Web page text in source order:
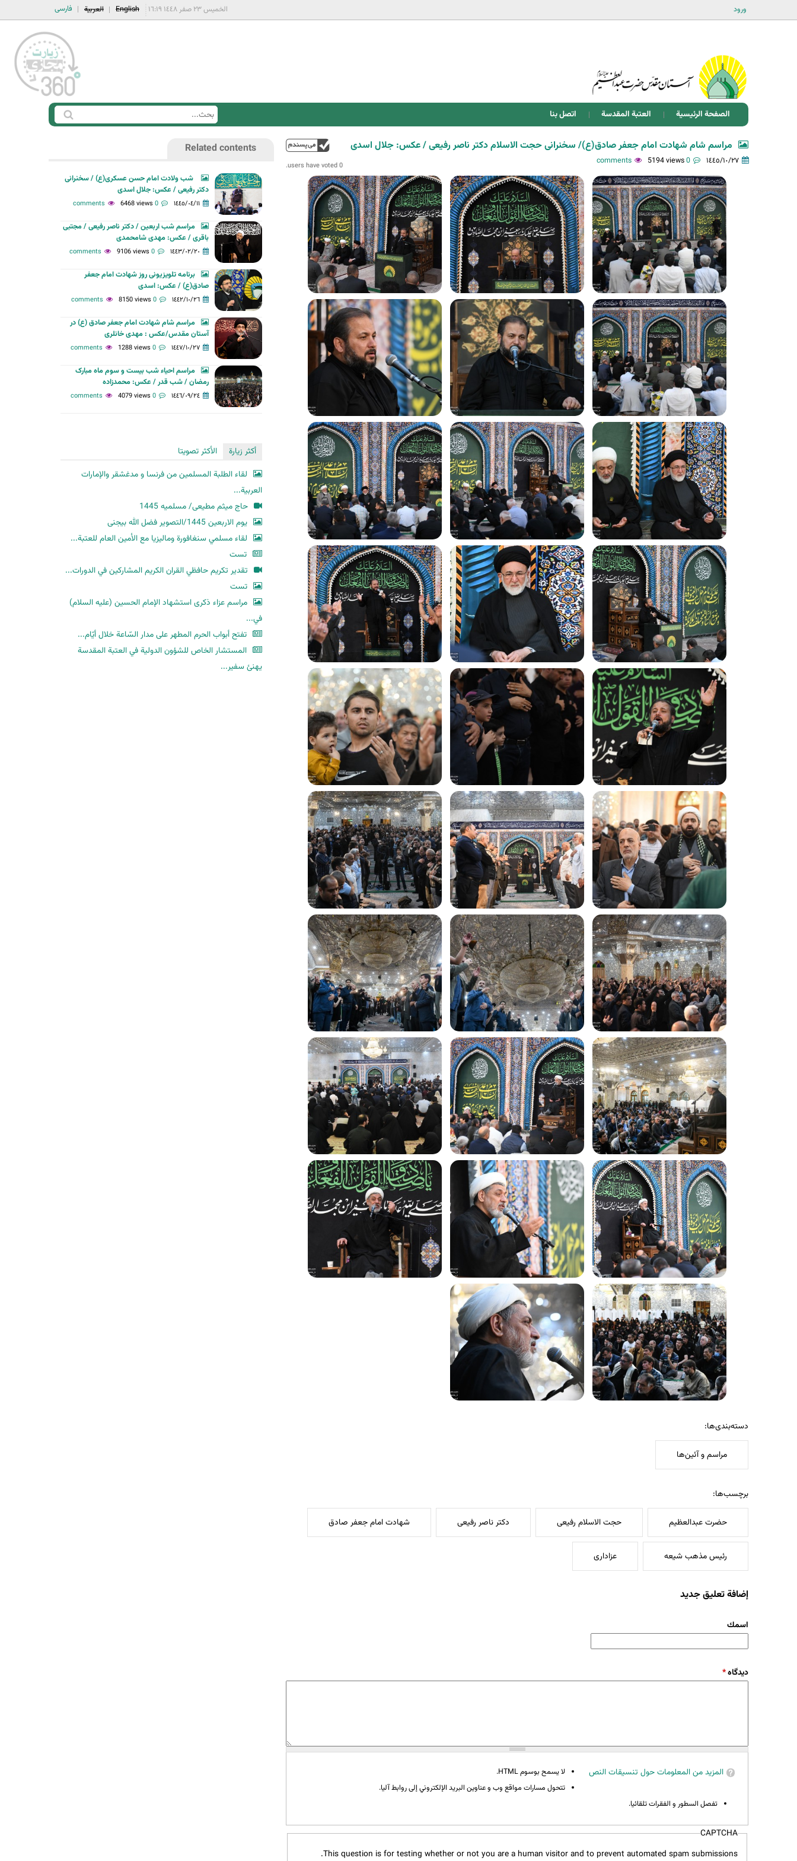
ورود فارسی العربية English الخميس ٢٣ صفر ١٤٤٨ ١٦:١٩
الصفحة الرئيسية العتبة المقدسة اتصل بنا
ا
س
ح
ث
ب
ح
0 users have voted.
مراسم شام شهادت امام جعفر صادق(ع)/ سخنرانی حجت الاسلام دکتر ناصر رفیعی / عکس: جلال اسدی
١٤٤٥/١٠/٢٧ 0 comments
5194 views
دسته‌بندی‌ها:
مراسم و آئین‌ها
برچسب‌ها:
حضرت عبدالعظیم حجت الاسلام رفیعی دکتر ناصر رفیعی شهادت امام جعفر صادق
رئیس مذهب شیعه عزاداری
إضافة تعليق جديد
‏اسمك ‏
‏دیدگاه ‏*
المزيد من المعلومات حول تنسيقات النص
لا يسمح بوسوم HTML.
تتحول مسارات مواقع وب و عناوين البريد الإلكتروني إلى روابط آليا.
تفصل السطور و الفقرات تلقائيا.
CAPTCHA
This question is for testing whether or not you are a human visitor and to prevent automated spam submissions.
Related contents
شب ولادت امام حسن عسکری(ع) / سخنرانی
دکتر رفیعی / عکس: جلال اسدی
١٤٤٥/٠٤/١١ 0 comments
6468 views
مراسم شب اربعین / دکتر ناصر رفیعی / مجتبی
باقری / عکس: مهدی شامحمدی
١٤٤٣/٠٢/٢٠ 0 comments
9106 views
برنامه تلویزیونی روز شهادت امام جعفر
صادق(ع) / عکس: اسدی
١٤٤٢/١٠/٢٦ 0 comments
8150 views
مراسم شام شهادت امام جعفر صادق (ع) در
آستان مقدس/عکس : مهدی خانلری
١٤٤٧/١٠/٢٧ 0 comments
1288 views
مراسم احیاء شب بیست و سوم ماه مبارک
رمضان / شب قدر / عکس: محمدزاده
١٤٤٦/٠٩/٢٤ 0 comments
4079 views
أكثر زيارة
الأكثر تصويتا
لقاء الطلبة المسلمين من فرنسا و مدغشقر والإمارات
العربية...
حاج میثم مطیعی/ مسلمیه 1445
یوم الاربعین 1445/التصویر فضل الله بیجنی
لقاء مسلمي سنغافورة وماليزيا مع الأمين العام للعتبة...
تست
تقدير تكريم حافظي القران الكريم المشاركين في الدورات...
تست
مراسم عزاء ذكرى استشهاد الإمام الحسين (عليه السلام)
في...
تفتح أبواب الحرم المطهر على مدار السّاعة خلال أيّام...
المستشار الخاص للشؤون الدولية في العتبة المقدسة
يهنئ سفير...